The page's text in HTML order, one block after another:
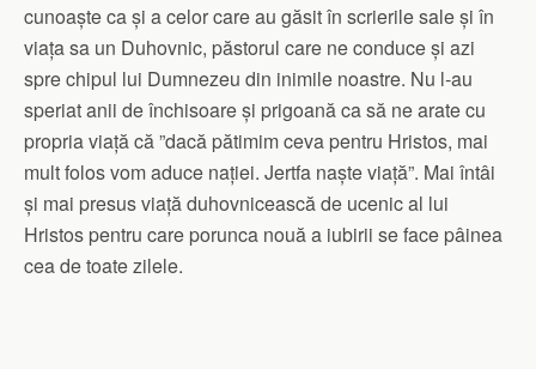
cunoaște ca și a celor care au găsit în scrierile sale și în
viața sa un Duhovnic, păstorul care ne conduce și azi
spre chipul lui Dumnezeu din inimile noastre. Nu l-au
speriat anii de închisoare și prigoană ca să ne arate cu
propria viață că ”dacă pătimim ceva pentru Hristos, mai
mult folos vom aduce nației. Jertfa naște viață”. Mai întâi
și mai presus viață duhovnicească de ucenic al lui
Hristos pentru care porunca nouă a iubirii se face pâinea
cea de toate zilele.